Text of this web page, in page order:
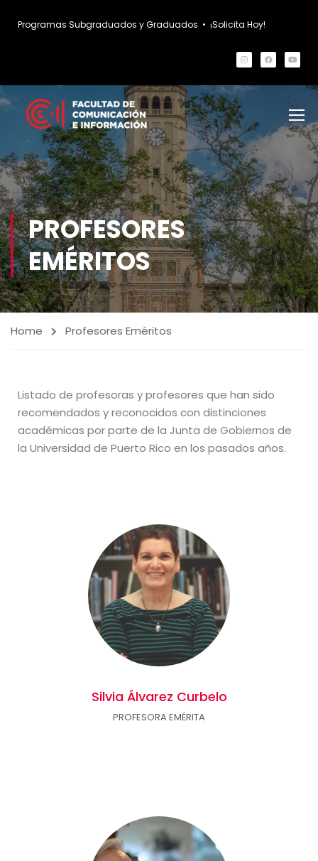
Programas Subgraduados y Graduados • ¡Solicita Hoy!
PROFESORES
EMÉRITOS
Home Profesores Eméritos
Listado de profesoras y profesores que han sido
recomendados y reconocidos con distinciones
académicas por parte de la Junta de Gobiernos de
la Universidad de Puerto Rico en los pasados años.
Silvia Álvarez Curbelo
PROFESORA EMÉRITA